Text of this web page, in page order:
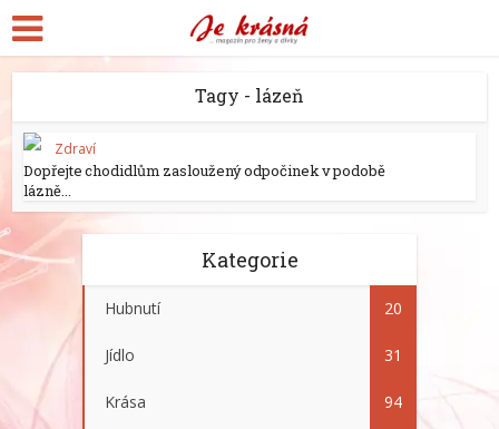
Tagy - lázeň
Zdraví
Dopřejte chodidlům zasloužený odpočinek v podobě
lázně...
Kategorie
Hubnutí 20
Jídlo 31
Krása 94